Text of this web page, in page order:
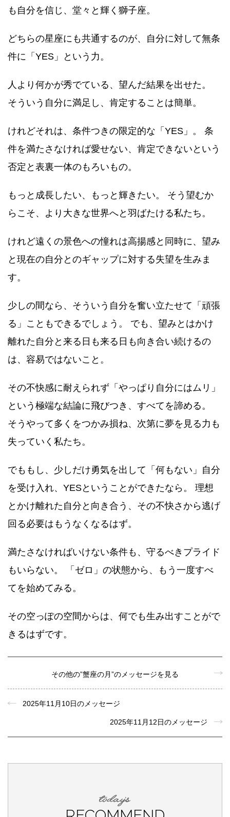
も自分を信じ、堂々と輝く獅子座。
どちらの星座にも共通するのが、自分に対して無条
件に「YES」という力。
人より何かが秀でている、望んだ結果を出せた。
そういう自分に満足し、肯定することは簡単。
けれどそれは、条件つきの限定的な「YES」。 条
件を満たさなければ愛せない、肯定できないという
否定と表裏一体のもろいもの。
もっと成長したい、もっと輝きたい。 そう望むか
らこそ、より大きな世界へと羽ばたける私たち。
けれど遠くの景色への憧れは高揚感と同時に、望み
と現在の自分とのギャップに対する失望を生みま
す。
少しの間なら、そういう自分を奮い立たせて「頑張
る」こともできるでしょう。 でも、望みとはかけ
離れた自分と来る日も来る日も向き合い続けるの
は、容易ではないこと。
その不快感に耐えられず「やっぱり自分にはムリ」
という極端な結論に飛びつき、すべてを諦める。
そうやって多くをつかみ損ね、次第に夢を見る力も
失っていく私たち。
でももし、少しだけ勇気を出して「何もない」自分
を受け入れ、YESということができたなら。 理想
とかけ離れた自分と向き合う、その不快さから逃げ
回る必要はもうなくなるはず。
満たさなければいけない条件も、守るべきプライド
もいらない。 「ゼロ」の状態から、もう一度すべ
てを始めてみる。
その空っぽの空間からは、何でも生み出すことがで
きるはずです。
その他の”蟹座の月”のメッセージを見る
2025年11月10日のメッセージ
2025年11月12日のメッセージ